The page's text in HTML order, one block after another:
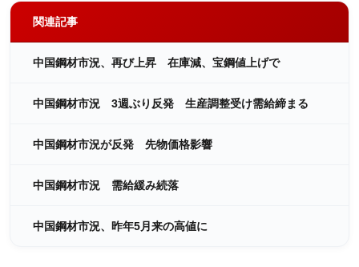
関連記事
中国鋼材市況、再び上昇 在庫減、宝鋼値上げで
中国鋼材市況 3週ぶり反発 生産調整受け需給締まる
中国鋼材市況が反発 先物価格影響
中国鋼材市況 需給緩み続落
中国鋼材市況、昨年5月来の高値に